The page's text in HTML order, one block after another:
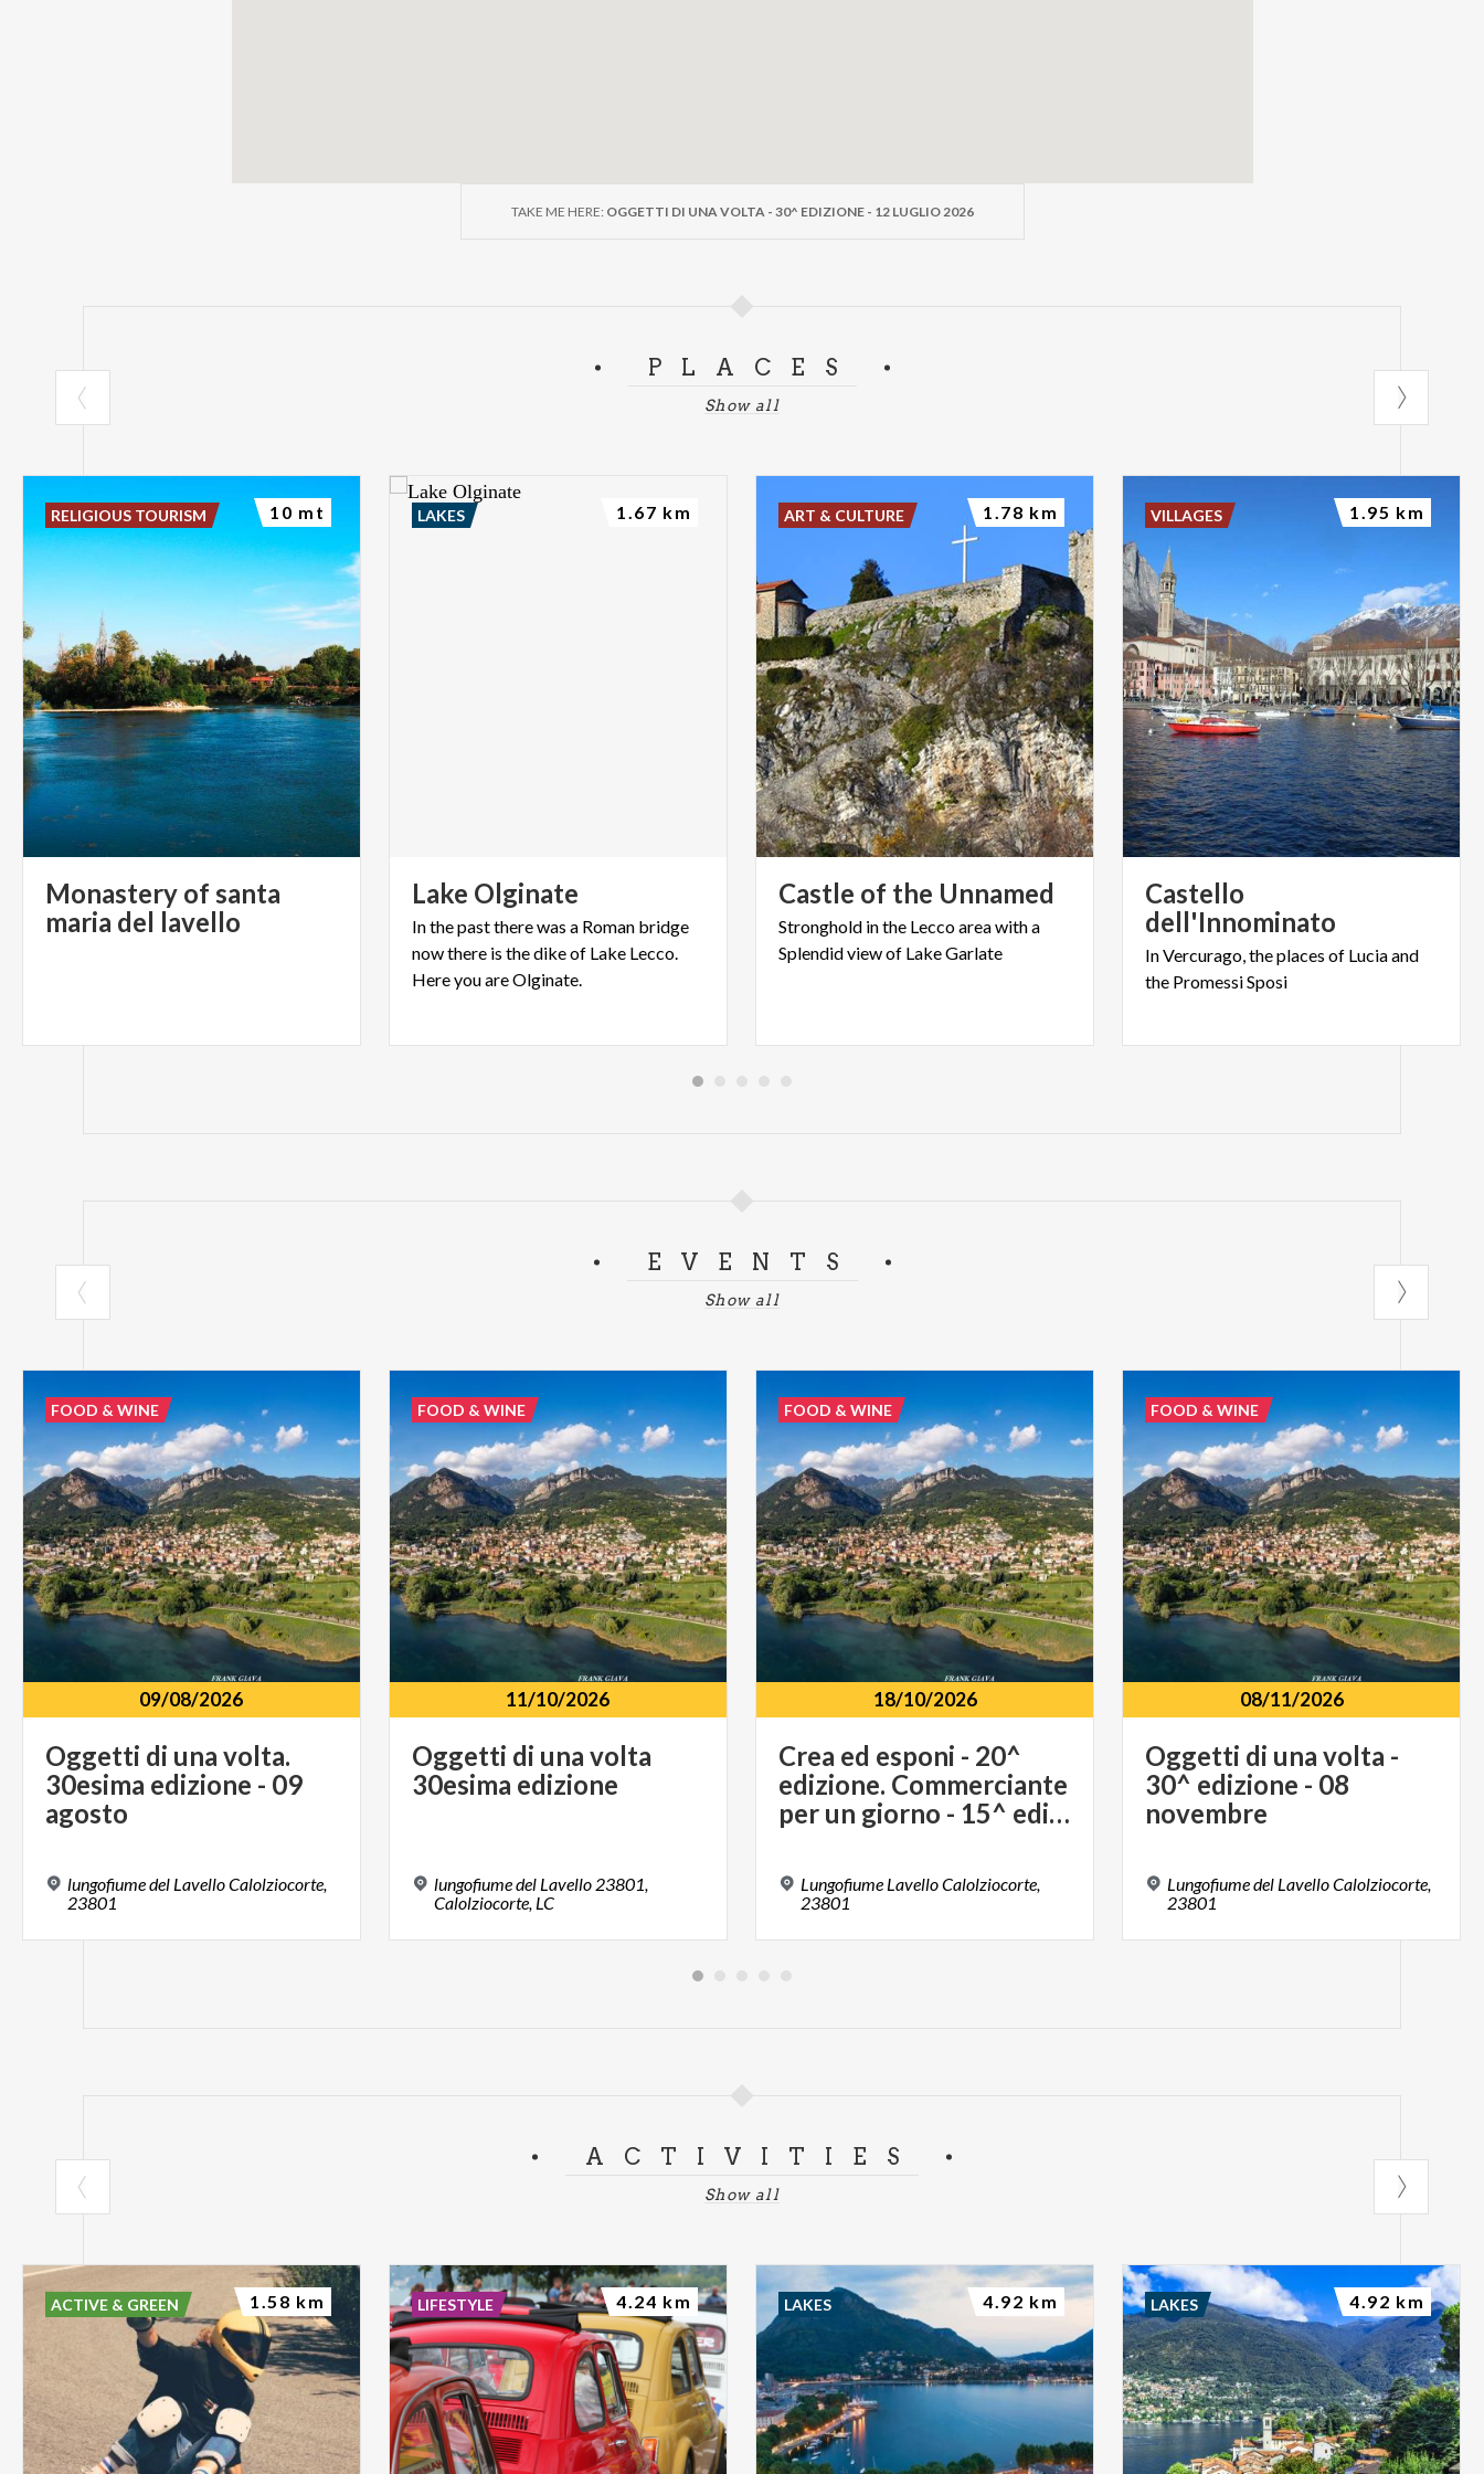
TAKE ME HERE: OGGETTI DI UNA VOLTA - 30^ EDIZIONE - 12 LUGLIO 2026
PLACES
Show all
Monastery of santa
maria del lavello
RELIGIOUS TOURISM 10 mt
Lake Olginate
In the past there was a Roman bridge
now there is the dike of Lake Lecco.
Here you are Olginate.
LAKES 1.67 km
Castle of the Unnamed
Stronghold inthe Leccoareawitha
Splendidviewof LakeGarlate
ART & CULTURE 1.78 km
Castello
dell'Innominato
InVercurago,theplaces of Luciaand
the PromessiSposi
VILLAGES 1.95 km
EVENTS
Show all
09/08/2026
Oggetti di una volta.
30esima edizione - 09
agosto
lungofiume del Lavello Calolziocorte,
23801
FOOD & WINE
11/10/2026
Oggetti di una volta
30esima edizione
lungofiume del Lavello 23801,
Calolziocorte, LC
FOOD & WINE
18/10/2026
Crea ed esponi - 20^
edizione. Commerciante
per un giorno - 15^ edizione - 18 ottobre
Lungofiume Lavello Calolziocorte,
23801
FOOD & WINE
08/11/2026
Oggetti di una volta -
30^ edizione - 08
novembre
Lungofiume del Lavello Calolziocorte,
23801
FOOD & WINE
ACTIVITIES
Show all
ACTIVE & GREEN 1.58 km LIFESTYLE 4.24 km LAKES 4.92 km LAKES 4.92 km